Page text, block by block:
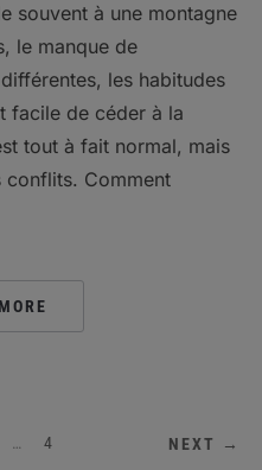
souvent à une montagne
le manque de
les habitudes
facile de céder à la
tout à fait normal, mais
conflits. Comment
4 NEXT →